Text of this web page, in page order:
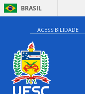
BRASIL
ACESSIBILIDADE